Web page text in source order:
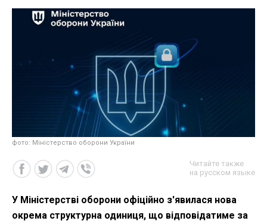
фото: Міністерство оборони України
Читайте также
на русском языке
У Міністерстві оборони офіційно з'явилася нова
окрема структурна одиниця, що відповідатиме за